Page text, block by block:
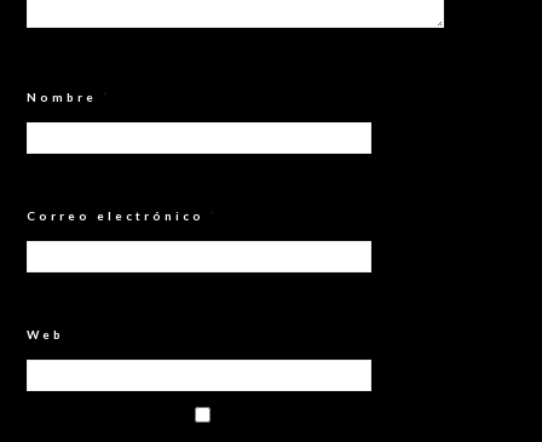
Nombre *
Correo electrónico *
Web